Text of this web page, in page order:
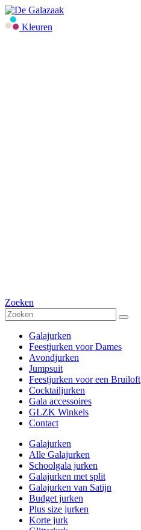
Kleuren
Zoeken
Galajurken
Feestjurken voor Dames
Avondjurken
Jumpsuit
Feestjurken voor een Bruiloft
Cocktailjurken
Gala accessoires
GLZK Winkels
Contact
Galajurken
Alle Galajurken
Schoolgala jurken
Galajurken met split
Galajurken van Satijn
Budget jurken
Plus size jurken
Korte jurk